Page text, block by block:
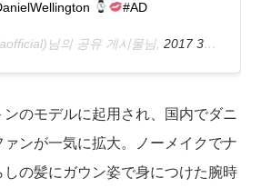
#AD
님의 공유 게시물님,2017 3월 13 8:19오후 PDT
のモデルに起用され、国内でダニ
ンが一気に拡大。ノーメイクでナ
の髪にガウン姿で身につけた腕時